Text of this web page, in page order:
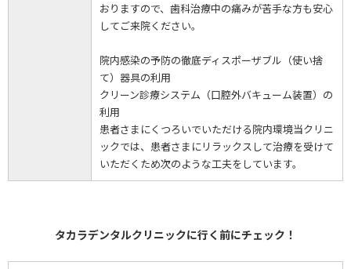
おりますので、歯科治療中の痛みが苦手な方も安心
してご来院ください。
院内感染の予防の徹底ディスポーザブル（使い捨
て）器具の利用
クリーン診療システム（口腔外バキューム装置）の
利用
患者さまにくつろいでいただける院内環境当クリニ
ックでは、患者さまにリラックスして治療を受けて
いただくため次のような工夫をしています。
タカラデンタルクリニックに行く前にチェック！